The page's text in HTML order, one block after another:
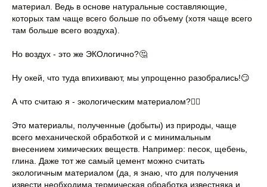
материал. Ведь в основе натуральные составляющие,
которых там чаще всего больше по объему (хотя чаще всего
там больше всего воздуха).
Но воздух - это же ЭКОлогично?🤔
Ну окей, что туда впихивают, мы упрощенно разобрались!😏
А что считаю я - экологическим материалом?👇🏻
Это материалы, полученные (добыты) из природы, чаще
всего механической обработкой и с минимальным
внесением химических веществ. Например: песок, щебень,
глина. Даже тот же самый цемент можно считать
экологичным материалом (да, я знаю, что для получения
извести необходима термическая обработка известняка и